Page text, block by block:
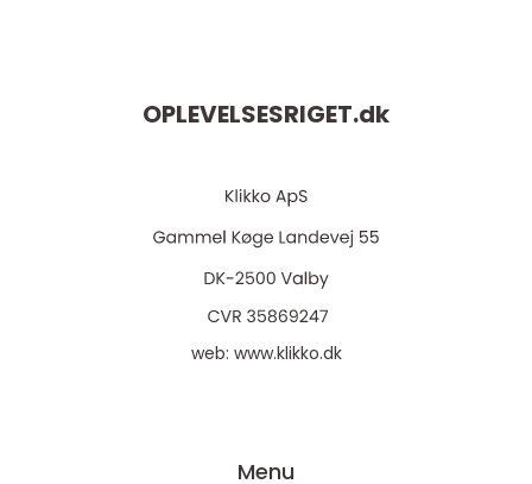
OPLEVELSESRIGET.dk
web: www.klikko.dk
Menu